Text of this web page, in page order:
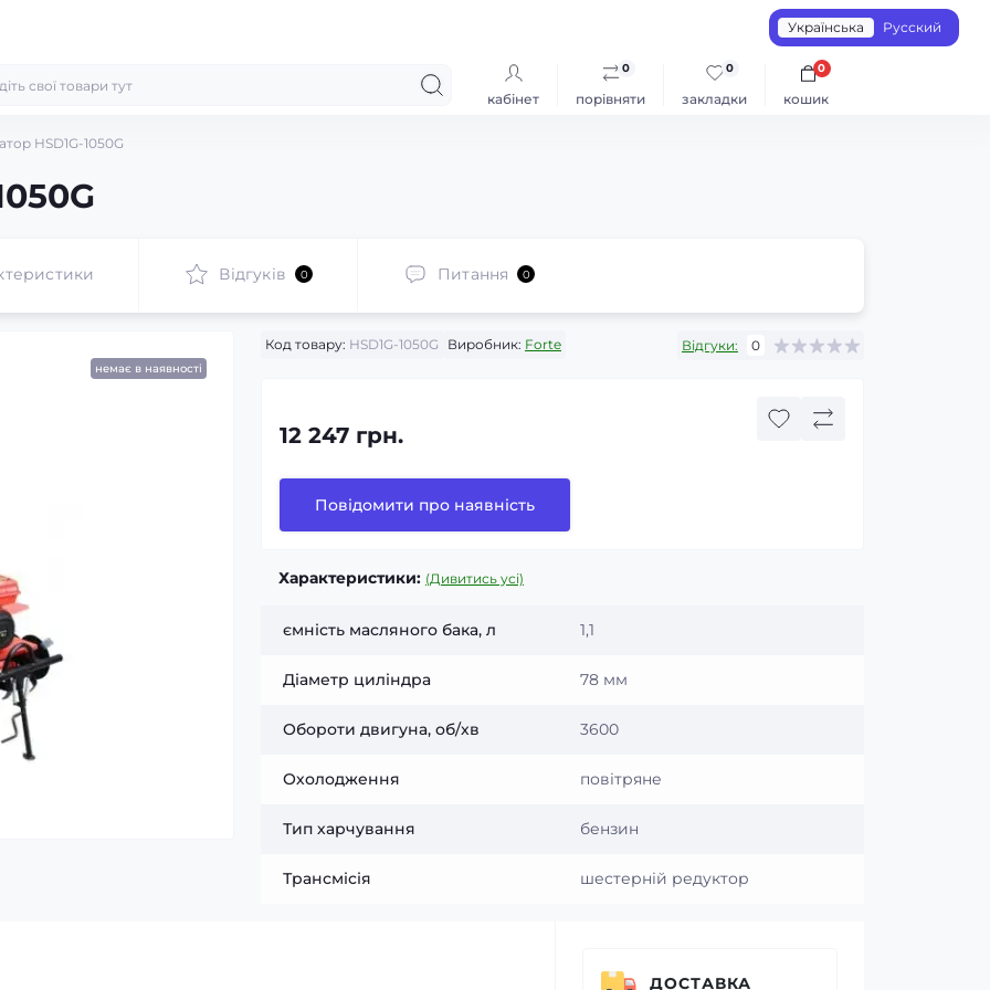
Українська Русский
кабінет порівняти
0
закладки
0
кошик
0
HSD1G-1050G
Відгуків 0 Питання 0
немає в наявності
Код товару: HSD1G-1050G Виробник: Forte Відгуки: 0
12 247 грн.
Повідомити про наявність
Характеристики: (Дивитись усі)
ємність масляного бака, л 1,1
Діаметр циліндра 78 мм
Обороти двигуна, об/хв 3600
Охолодження повітряне
Тип харчування бензин
Трансмісія шестерній редуктор
ДОСТАВКА